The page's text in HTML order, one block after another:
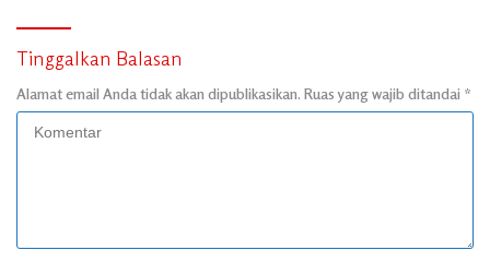
Tinggalkan Balasan
Alamat email Anda tidak akan dipublikasikan. Ruas yang wajib ditandai *